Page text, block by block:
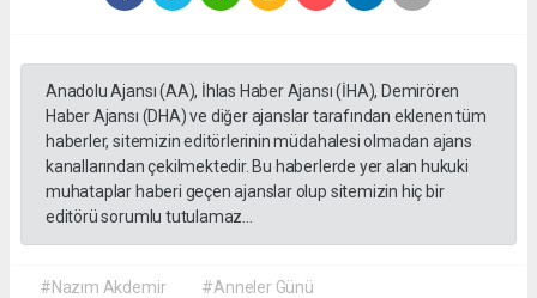
Anadolu Ajansı (AA), İhlas Haber Ajansı (İHA), Demirören
Haber Ajansı (DHA) ve diğer ajanslar tarafından eklenen tüm
haberler, sitemizin editörlerinin müdahalesi olmadan ajans
kanallarından çekilmektedir. Bu haberlerde yer alan hukuki
muhataplar haberi geçen ajanslar olup sitemizin hiç bir
editörü sorumlu tutulamaz...
#Nazım Akdemir #Anneler Günü